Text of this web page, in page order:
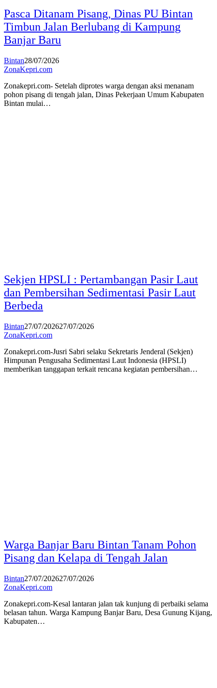
Pasca Ditanam Pisang, Dinas PU Bintan
Timbun Jalan Berlubang di Kampung
Banjar Baru
Bintan28/07/2026
ZonaKepri.com
Zonakepri.com- Setelah diprotes warga dengan aksi menanam
pohon pisang di tengah jalan, Dinas Pekerjaan Umum Kabupaten
Bintan mulai…
Sekjen HPSLI : Pertambangan Pasir Laut
dan Pembersihan Sedimentasi Pasir Laut
Berbeda
Bintan27/07/202627/07/2026
ZonaKepri.com
Zonakepri.com-Jusri Sabri selaku Sekretaris Jenderal (Sekjen)
Himpunan Pengusaha Sedimentasi Laut Indonesia (HPSLI)
memberikan tanggapan terkait rencana kegiatan pembersihan…
Warga Banjar Baru Bintan Tanam Pohon
Pisang dan Kelapa di Tengah Jalan
Bintan27/07/202627/07/2026
ZonaKepri.com
Zonakepri.com-Kesal lantaran jalan tak kunjung di perbaiki selama
belasan tahun. Warga Kampung Banjar Baru, Desa Gunung Kijang,
Kabupaten…